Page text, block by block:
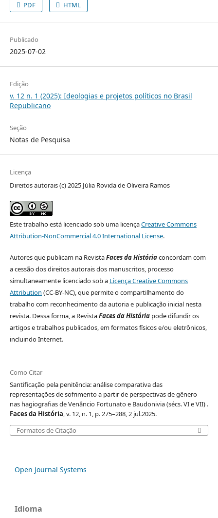
PDF HTML
Publicado
2025-07-02
Edição
v. 12 n. 1 (2025): Ideologias e projetos políticos no Brasil
Republicano
Seção
Notas de Pesquisa
Licença
Direitos autorais (c) 2025 Júlia Rovida de Oliveira Ramos
Este trabalho está licenciado sob uma licençaCreative Commons
Attribution-NonCommercial 4.0 International License.
Autores que publicam na RevistaFaces da Históriaconcordam com
a cessão dos direitos autorais dos manuscritos, processo
simultaneamente licenciado sob a Licença Creative Commons
Attribution (CC-BY-NC), que permite o compartilhamento do
trabalho com reconhecimento da autoria e publicação inicial nesta
revista. Dessa forma, a RevistaFaces da Históriapode difundir os
artigos e trabalhos publicados, em formatos físicos e/ou eletrônicos,
incluindo Internet.
Como Citar
Santificação pela penitência: análise comparativa das
representações de sofrimento a partir de perspectivas de gênero
nas hagiografias de Venâncio Fortunato e Baudonivia (sécs. VI e VII) .
Faces da História, v. 12, n. 1, p. 275–288, 2 jul.2025.
Formatos de Citação
Open Journal Systems
Idioma